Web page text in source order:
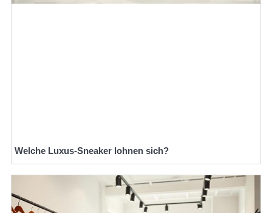
Welche Luxus-Sneaker lohnen sich?